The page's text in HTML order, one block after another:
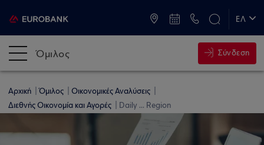
ΕΛ
Όμιλος Σύνδεση
Αρχική Όμιλος
Οικονομικές Αναλύσεις
Διεθνής Οικονομία και Αγορές
Daily ... Region